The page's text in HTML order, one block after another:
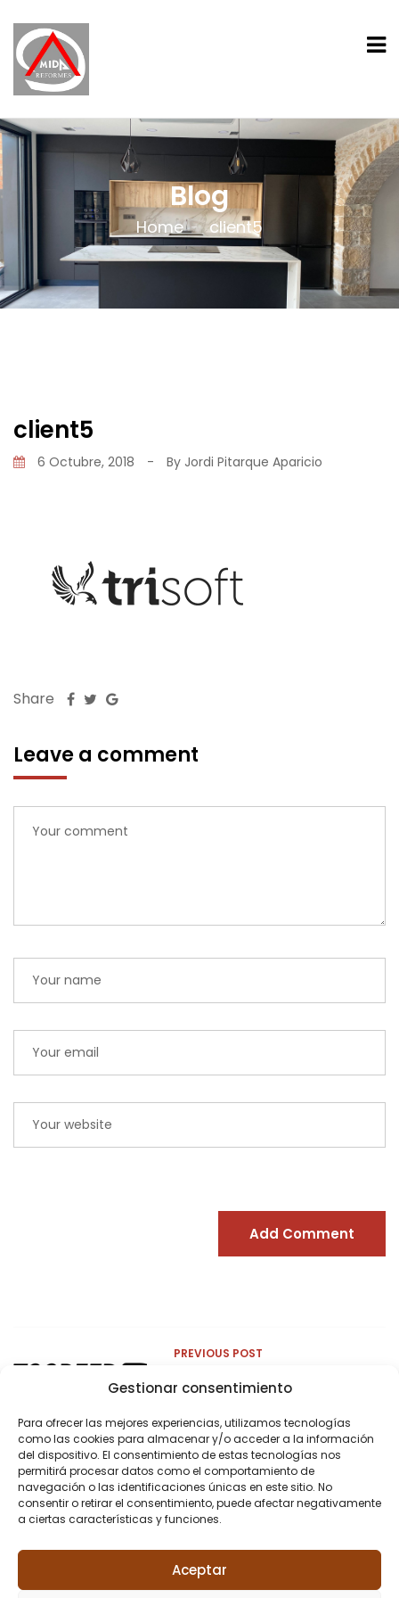
Gestionar consentimiento
Para ofrecer las mejores experiencias, utilizamos tecnologías
como las cookies para almacenar y/o acceder a la información
del dispositivo. El consentimiento de estas tecnologías nos
permitirá procesar datos como el comportamiento de
navegación o las identificaciones únicas en este sitio. No
consentir o retirar el consentimiento, puede afectar negativamente
a ciertas características y funciones.
Aceptar
Blog
Home client5
client5
6 Octubre, 2018 - By Jordi Pitarque Aparicio
Share
Leave a comment
Add Comment
PREVIOUS POST